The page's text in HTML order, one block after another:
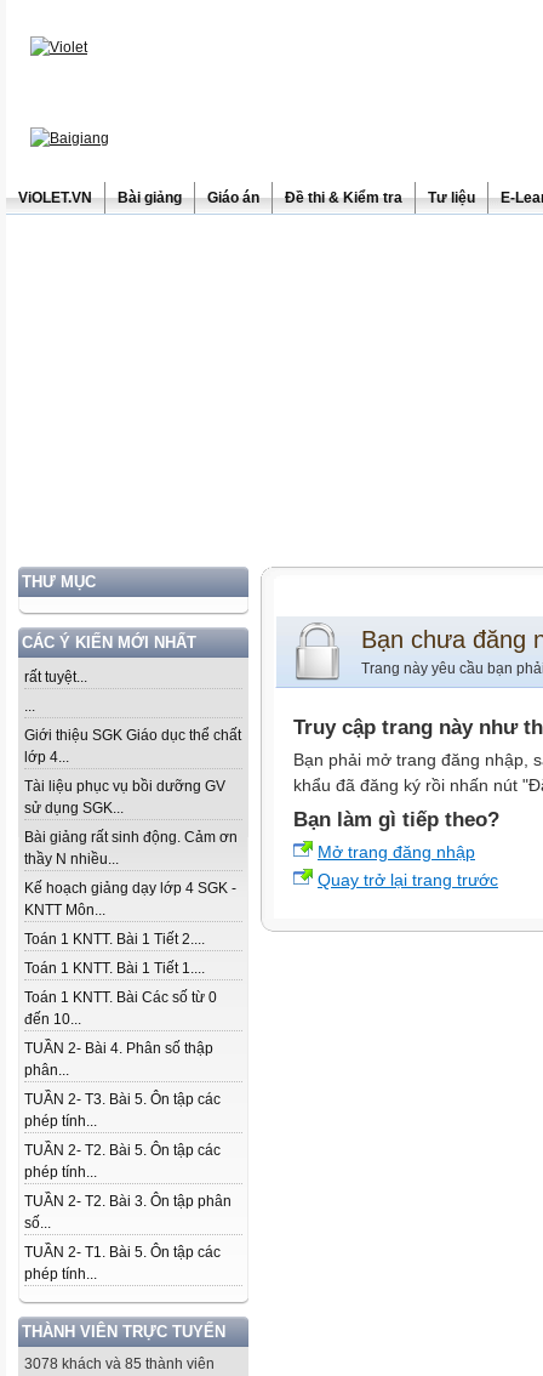
ViOLET.VN Bài giảng Giáo án Đề thi & Kiểm tra Tư liệu E-
THƯ MỤC
CÁC Ý KIẾN MỚI NHẤT
rất tuyệt...
...
Giới thiệu SGK Giáo dục thể chất
lớp 4...
Tài liệu phục vụ bồi dưỡng GV
sử dụng SGK...
Bài giảng rất sinh động. Cảm ơn
thầy N nhiều...
Kế hoạch giảng dạy lớp 4 SGK -
KNTT Môn...
Toán 1 KNTT. Bài 1 Tiết 2....
Toán 1 KNTT. Bài 1 Tiết 1....
Toán 1 KNTT. Bài Các số từ 0
đến 10...
TUẦN 2- Bài 4. Phân số thập
phân...
TUẦN 2- T3. Bài 5. Ôn tập các
phép tính...
TUẦN 2- T2. Bài 5. Ôn tập các
phép tính...
TUẦN 2- T2. Bài 3. Ôn tập phân
số...
TUẦN 2- T1. Bài 5. Ôn tập các
phép tính...
THÀNH VIÊN TRỰC TUYẾN
3078 khách và 85 thành viên
Bạn chưa đăng
Trang này yêu cầu bạn
Truy cập trang này như
Bạn phải mở trang đăng nhập,
khẩu đã đăng ký rồi nhấn nút
Bạn làm gì tiếp theo?
Mở trang đăng nhập
Quay trở lại trang trước